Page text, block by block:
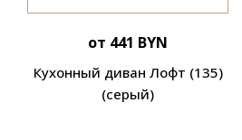
от 441 BYN
Кухонный диван Лофт (135)
(серый)